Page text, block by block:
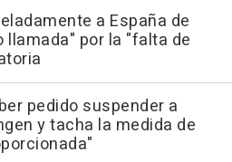
a España de
por la "falta de
pedido suspender a
y tacha la medida de